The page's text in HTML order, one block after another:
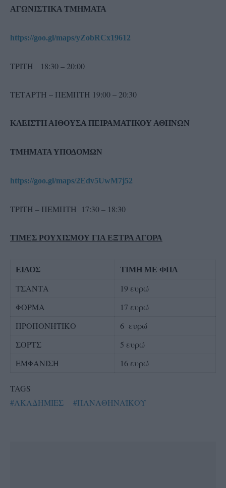
ΑΓΩΝΙΣΤΙΚΑ ΤΜΗΜΑΤΑ
https://goo.gl/maps/yZobRCx19612
ΤΡΙΤΗ 18:30 – 20:00
TΕΤΑΡΤΗ – ΠΕΜΠΤΗ 19:00 – 20:30
ΚΛΕΙΣΤΗ ΑΙΘΟΥΣΑ ΠΕΙΡΑΜΑΤΙΚΟΥ ΑΘΗΝΩΝ
ΤΜΗΜΑΤΑ ΥΠΟΔΟΜΩΝ
https://goo.gl/maps/2Edv5UwM7j52
ΤΡΙΤΗ – ΠΕΜΠΤΗ 17:30 – 18:30
ΤΙΜΕΣ ΡΟΥΧΙΣΜΟΥ ΓΙΑ ΕΞΤΡΑ ΑΓΟΡΑ
ΕΙΔΟΣ ΤΙΜΗ ΜΕ ΦΠΑ
ΤΣΑΝΤΑ
19 ευρώ
ΦΟΡΜΑ
17 ευρώ
ΠΡΟΠΟΝΗΤΙΚΟ
6 ευρώ
ΣΟΡΤΣ
5 ευρώ
ΕΜΦΑΝΙΣΗ
16 ευρώ
TAGS
#ΑΚΑΔΗΜΙΕΣ
#ΠΑΝΑΘΗΝΑΪΚΟΥ